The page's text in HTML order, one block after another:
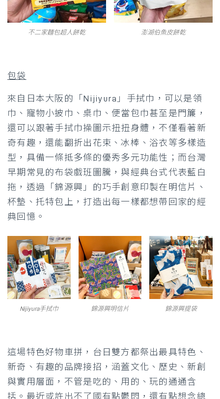
不二家麵包超人餅乾 澎湖伯魚皮餅乾
包袋
來自日本大阪的「Nijiyura」手拭巾，可以是領
巾、寵物小披巾、桌巾、便當包巾甚至是門簾，
還可以跟著手拭巾操圖示扭扭身體，不僅看著新
奇有趣，還能翻折出花束、冰棒、浴衣等多樣造
型，具備一條抵多條的優秀多元功能性；而台灣
早期常見的布袋戲班圖騰，與經典台式代表藍白
拖，透過「錦源興」的巧手創意印製在明信片、
杯墊、托特包上，打造出每一樣都想帶回家的經
典回憶。
Nijiyura手拭巾 錦源興明信片 錦源興提袋
這場特色好物車拼，台日雙方都祭出最具特色、
新奇、有趣的品牌接招，涵蓋文化、歷史、新創
與實用層面，不管是吃的、用的、玩的通通含
括。最近或許出不了國有點鬱悶，還有點想念總